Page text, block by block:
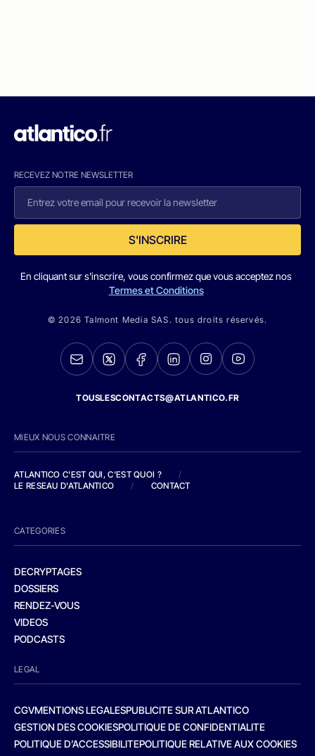
RECEVEZ NOTRE NEWSLETTER
S'INSCRIRE
En cliquant sur s'inscrire, vous confirmez que vous acceptez nos
Termes et Conditions
© 2026 Talmont Media SAS. tous droits réservés.
TOUSLESCONTACTS@ATLANTICO.FR
MIEUX NOUS CONNAITRE
ATLANTICO C'EST QUI, C'EST QUOI ?
/
LE RESEAU D'ATLANTICO
/ CONTACT
CATEGORIES
DECRYPTAGES
DOSSIERS
RENDEZ-VOUS
VIDEOS
PODCASTS
LEGAL
CGVMENTIONS LEGALESPUBLICITE SUR ATLANTICO
GESTION DES COOKIESPOLITIQUE DE CONFIDENTIALITE
POLITIQUE D’ACCESSIBILITEPOLITIQUE RELATIVE AUX COOKIES